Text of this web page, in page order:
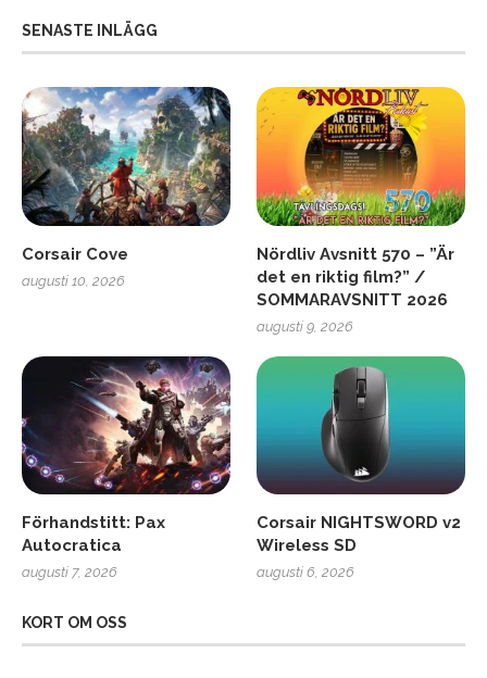
SENASTE INLÄGG
Corsair Cove
augusti 10, 2026
Nördliv Avsnitt 570 – ”Är
det en riktig film?” /
SOMMARAVSNITT 2026
augusti 9, 2026
Förhandstitt: Pax
Autocratica
augusti 7, 2026
Corsair NIGHTSWORD v2
Wireless SD
augusti 6, 2026
KORT OM OSS